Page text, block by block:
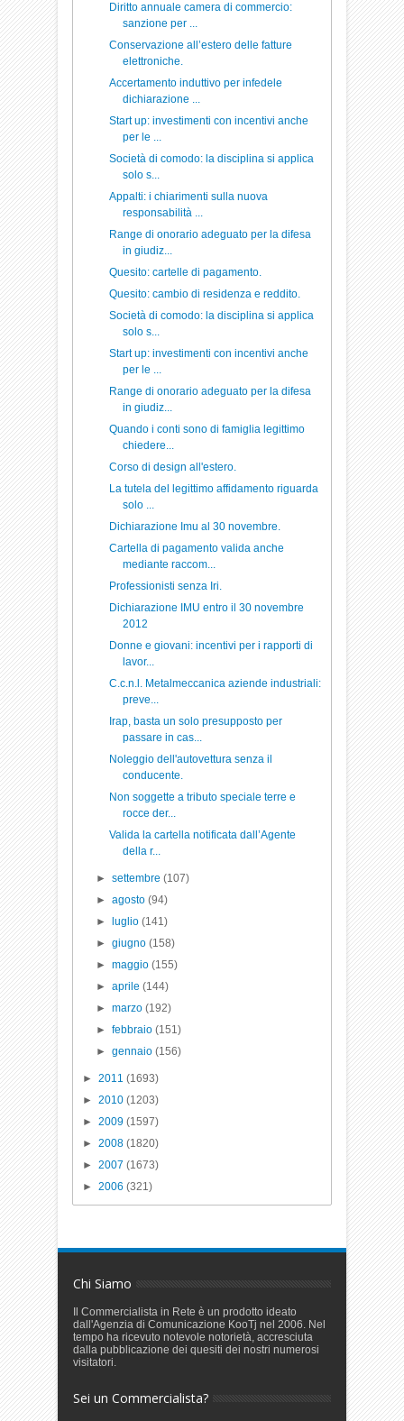
Diritto annuale camera di commercio:
sanzione per ...
Conservazione all’estero delle fatture
elettroniche.
Accertamento induttivo per infedele
dichiarazione ...
Start up: investimenti con incentivi anche
per le ...
Società di comodo: la disciplina si applica
solo s...
Appalti: i chiarimenti sulla nuova
responsabilità ...
Range di onorario adeguato per la difesa
in giudiz...
Quesito: cartelle di pagamento.
Quesito: cambio di residenza e reddito.
Società di comodo: la disciplina si applica
solo s...
Start up: investimenti con incentivi anche
per le ...
Range di onorario adeguato per la difesa
in giudiz...
Quando i conti sono di famiglia legittimo
chiedere...
Corso di design all'estero.
La tutela del legittimo affidamento riguarda
solo ...
Dichiarazione Imu al 30 novembre.
Cartella di pagamento valida anche
mediante raccom...
Professionisti senza Iri.
Dichiarazione IMU entro il 30 novembre
2012
Donne e giovani: incentivi per i rapporti di
lavor...
C.c.n.l. Metalmeccanica aziende industriali:
preve...
Irap, basta un solo presupposto per
passare in cas...
Noleggio dell'autovettura senza il
conducente.
Non soggette a tributo speciale terre e
rocce der...
Valida la cartella notificata dall’Agente
della r...
► settembre (107)
► agosto (94)
►
luglio (141)
► giugno (158)
► maggio (155)
► aprile (144)
► marzo (192)
► febbraio (151)
► gennaio (156)
►2011(1693)
►2010(1203)
►2009(1597)
►2008(1820)
►2007(1673)
►2006(321)
Chi Siamo
Il Commercialista in Rete è un prodotto ideato
dall'Agenzia di Comunicazione KooTj nel 2006. Nel
tempo ha ricevuto notevole notorietà, accresciuta
dalla pubblicazione dei quesiti dei nostri numerosi
visitatori.
Sei un Commercialista?